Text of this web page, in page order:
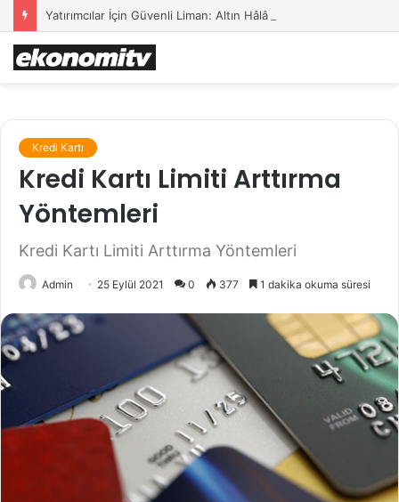
Yatırımcılar İçin Güvenli Liman: Altın Hâlâ İlk Sırada mı?
Kredi Kartı
Kredi Kartı Limiti Arttırma
Yöntemleri
Kredi Kartı Limiti Arttırma Yöntemleri
Admin 25 Eylül 2021 0 377 1 dakika okuma süresi